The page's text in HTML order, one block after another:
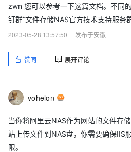
zwn 您可以参考一下这篇文档。不同
钉群“文件存储NAS官方技术支持服务
2023-05-28 13:57:50
发布于安徽
赞同 展开评论
vohelon
当你将阿里云NAS作为网站的文件存
站上传文件到NAS盘，你需要确保IIS
限。